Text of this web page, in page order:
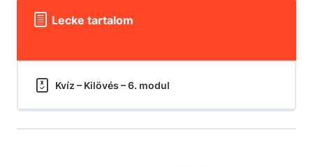
Lecke tartalom
Kvíz – Kilövés – 6. modul